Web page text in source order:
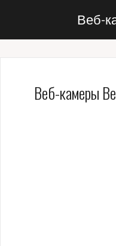
Веб-
Веб-камеры